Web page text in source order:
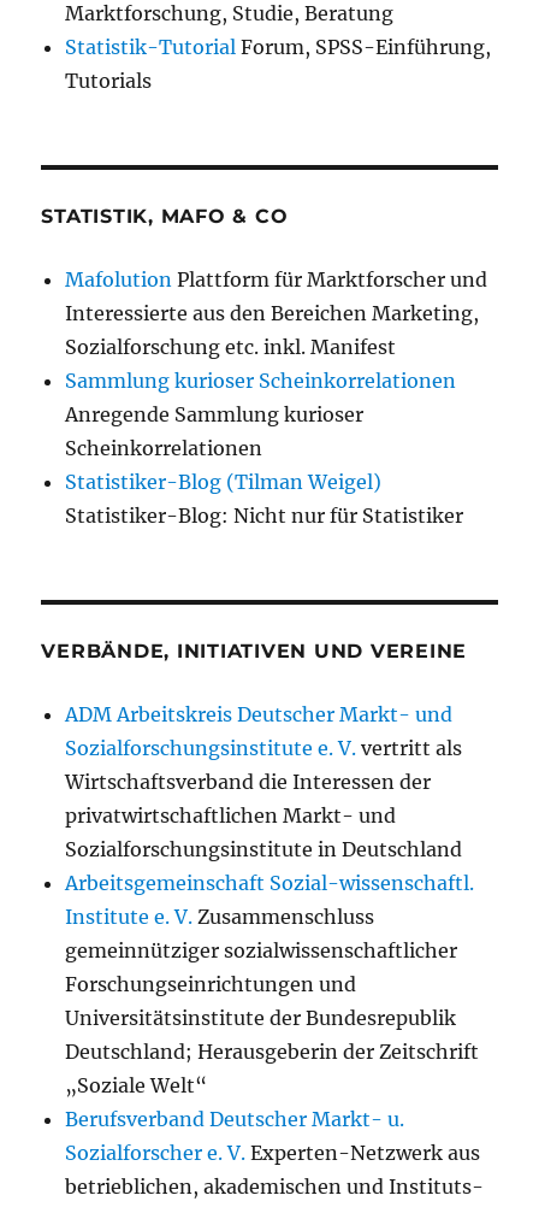
Marktforschung, Studie, Beratung
Statistik-Tutorial Forum, SPSS-Einführung,
Tutorials
STATISTIK, MAFO & CO
Mafolution Plattform für Marktforscher und
Interessierte aus den Bereichen Marketing,
Sozialforschung etc. inkl. Manifest
Sammlung kurioser Scheinkorrelationen
Anregende Sammlung kurioser
Scheinkorrelationen
Statistiker-Blog (Tilman Weigel)
Statistiker-Blog: Nicht nur für Statistiker
VERBÄNDE, INITIATIVEN UND VEREINE
ADM Arbeitskreis Deutscher Markt- und
Sozialforschungsinstitute e. V. vertritt als
Wirtschaftsverband die Interessen der
privatwirtschaftlichen Markt- und
Sozialforschungsinstitute in Deutschland
Arbeitsgemeinschaft Sozial-wissenschaftl.
Institute e. V. Zusammenschluss
gemeinnütziger sozialwissenschaftlicher
Forschungseinrichtungen und
Universitätsinstitute der Bundesrepublik
Deutschland; Herausgeberin der Zeitschrift
„Soziale Welt“
Berufsverband Deutscher Markt- u.
Sozialforscher e. V. Experten-Netzwerk aus
betrieblichen, akademischen und Instituts-